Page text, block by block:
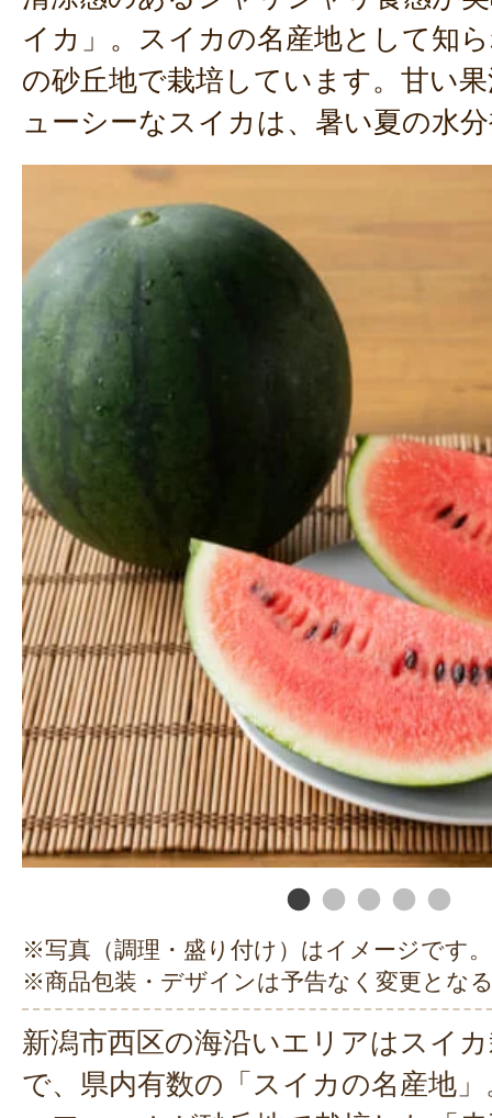
イカ」。スイカの名産地として知
の砂丘地で栽培しています。甘い
ューシーなスイカは、暑い夏の水
※写真（調理・盛り付け）はイメージです。
※商品包装・デザインは予告なく変更とな
新潟市西区の海沿いエリアはスイ
で、県内有数の「スイカの名産地